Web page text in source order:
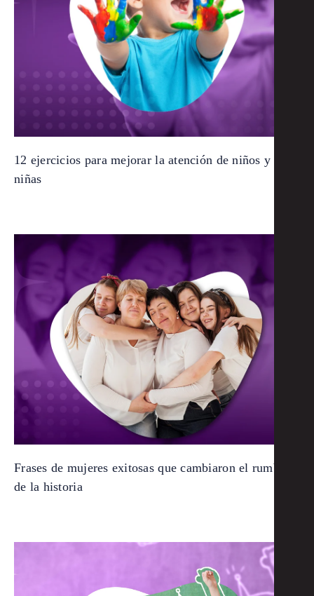
12 ejercicios para mejorar la atención de niños y
niñas
Frases de mujeres exitosas que cambiaron el rumbo
de la historia